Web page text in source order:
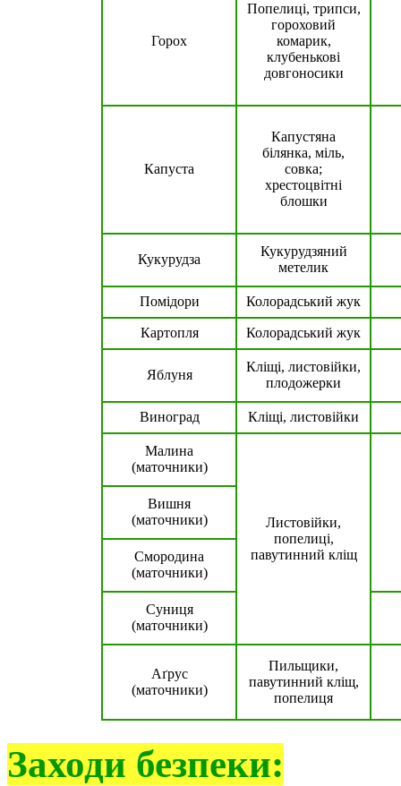
Горох
Попелиці, трипси,
гороховий
комарик,
клубенькові
довгоносики
Капуста
Капустяна
білянка, міль,
совка;
хрестоцвітні
блошки
Кукурудза
Кукурудзяний
метелик
Помідори Колорадський жук
Картопля Колорадський жук
Яблуня
Кліщі, листовійки,
плодожерки
Виноград Кліщі, листовійки
Малина
(маточники)
Листовійки,
попелиці,
павутинний кліщ
Вишня
(маточники)
Смородина
(маточники)
Суниця
(маточники)
Аґрус
(маточники)
Пильщики,
павутинний кліщ,
попелиця
Заходи безпеки: